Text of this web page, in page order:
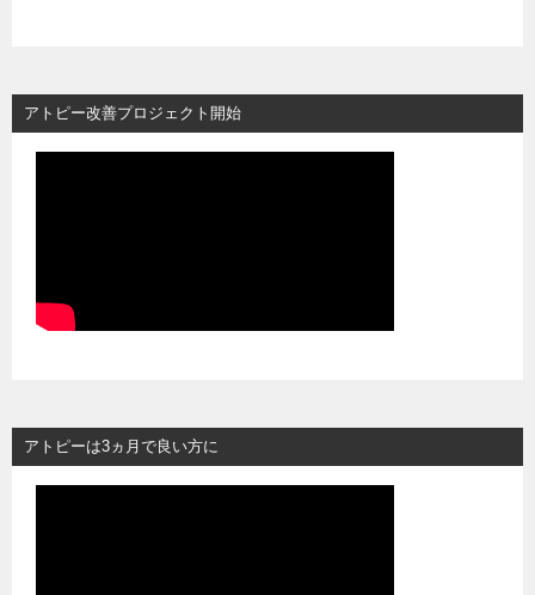
アトピー改善プロジェクト開始
アトピーは3ヵ月で良い方に